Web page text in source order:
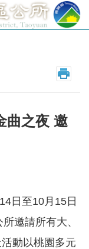
曲之夜 邀
日至10月15日
邀請所有大、
動以桃園多元